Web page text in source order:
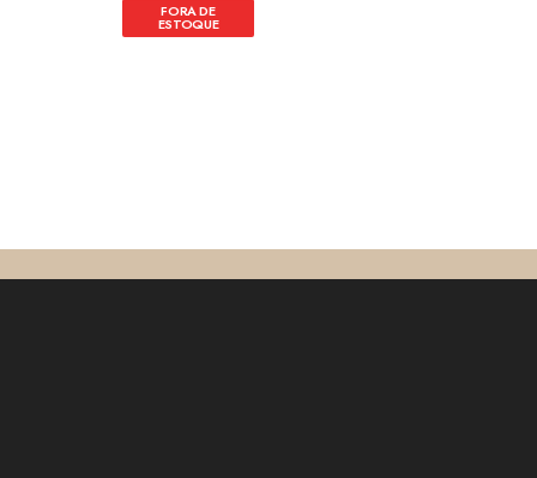
FORA DE
ESTOQUE